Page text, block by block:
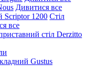
Дивитися все
Scriptor 1200 Стіл
все
стіл Derzitto
Gustus